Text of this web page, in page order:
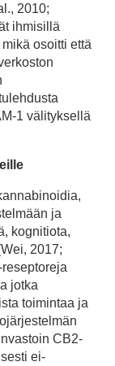
2010;
ihmisillä
osoitti että
1 välityksellä
ja
kognitiota,
2017;
jotka
toimintaa ja
CB2-
ei-